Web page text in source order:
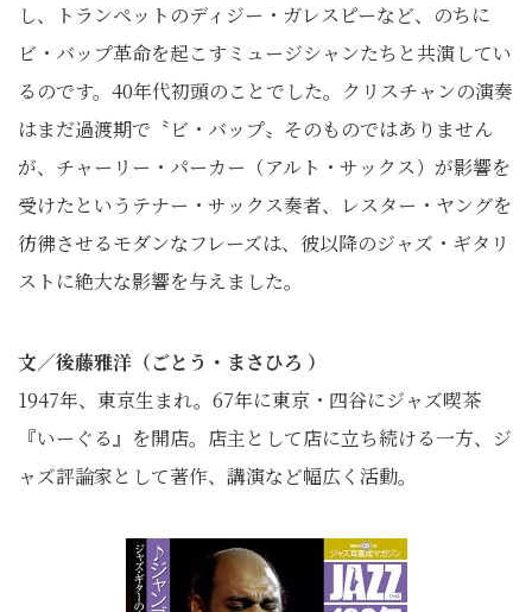
し、トランペットのディジー・ガレスピーなど、のちに
ビ・バップ革命を起こすミュージシャンたちと共演してい
るのです。40年代初頭のことでした。クリスチャンの演奏
はまだ過渡期で〝ビ・バップ〟そのものではありません
が、チャーリー・パーカー（アルト・サックス）が影響を
受けたというテナー・サックス奏者、レスター・ヤングを
彷彿させるモダンなフレーズは、彼以降のジャズ・ギタリ
ストに絶大な影響を与えました。
文／後藤雅洋（ごとう・まさひろ ）
1947年、東京生まれ。67年に東京・四谷にジャズ喫茶
『いーぐる』を開店。店主として店に立ち続ける一方、ジ
ャズ評論家として著作、講演など幅広く活動。